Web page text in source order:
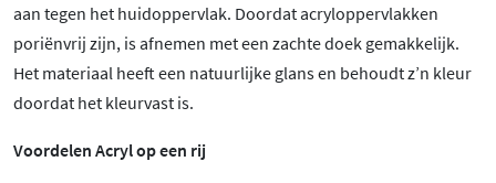
aan tegen het huidoppervlak. Doordat acryloppervlakken
poriënvrij zijn, is afnemen met een zachte doek gemakkelijk.
Het materiaal heeft een natuurlijke glans en behoudt z’n kleur
doordat het kleurvast is.
Voordelen Acryl op een rij